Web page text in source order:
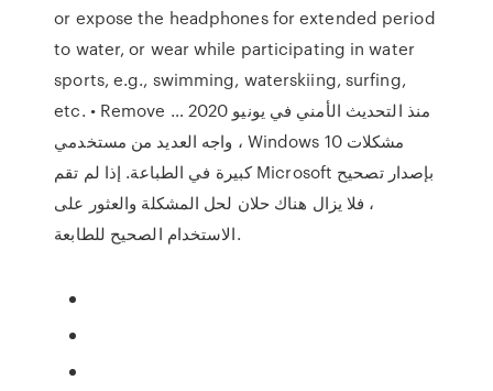
or expose the headphones for extended period
to water, or wear while participating in water
sports, e.g., swimming, waterskiing, surfing,
etc. • Remove … منذ التحديث الأمني في يونيو 2020
، واجه العديد من مستخدمي Windows 10 مشكلات
كبيرة في الطباعة. إذا لم تقم Microsoft بإصدار تصحيح
، فلا يزال هناك حلان لحل المشكلة والعثور على
الاستخدام الصحيح للطابعة.